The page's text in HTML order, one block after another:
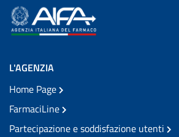
L'AGENZIA
Home Page
FarmaciLine
Partecipazione e soddisfazione utenti